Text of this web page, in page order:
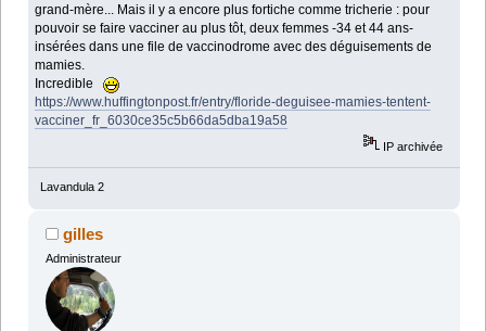
grand-mère... Mais il y a encore plus fortiche comme tricherie : pour
pouvoir se faire vacciner au plus tôt, deux femmes -34 et 44 ans-
insérées dans une file de vaccinodrome avec des déguisements de
mamies.
Incredible
https://www.huffingtonpost.fr/entry/floride-deguisee-mamies-tentent-
vacciner_fr_6030ce35c5b66da5dba19a58
IP archivée
Lavandula 2
gilles
Administrateur